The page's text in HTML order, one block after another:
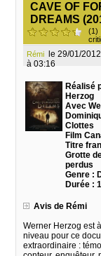
CAVE OF
DREAMS
(1)
Rémi
à 03:16
Réalisé
Herzog
Avec
Clottes
Film
Titre
Grotte
perdus
Genre :
Durée :
Avis de Rémi
Werner Herzog est
niveau pour ce
extraordinaire :